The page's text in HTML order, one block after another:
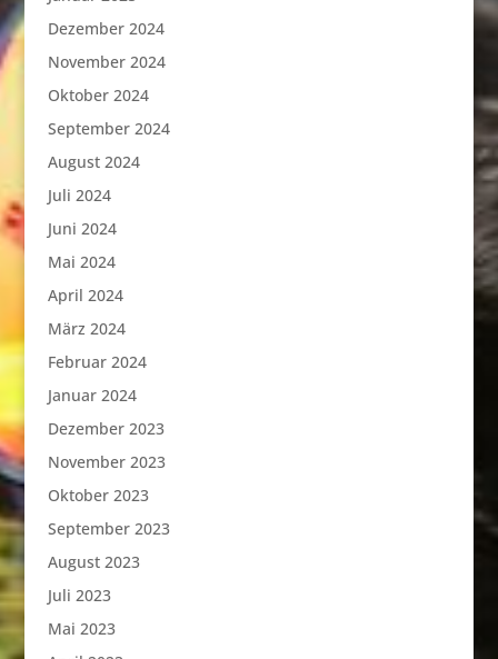
Dezember 2024
November 2024
Oktober 2024
September 2024
August 2024
Juli 2024
Juni 2024
Mai 2024
April 2024
März 2024
Februar 2024
Januar 2024
Dezember 2023
November 2023
Oktober 2023
September 2023
August 2023
Juli 2023
Mai 2023